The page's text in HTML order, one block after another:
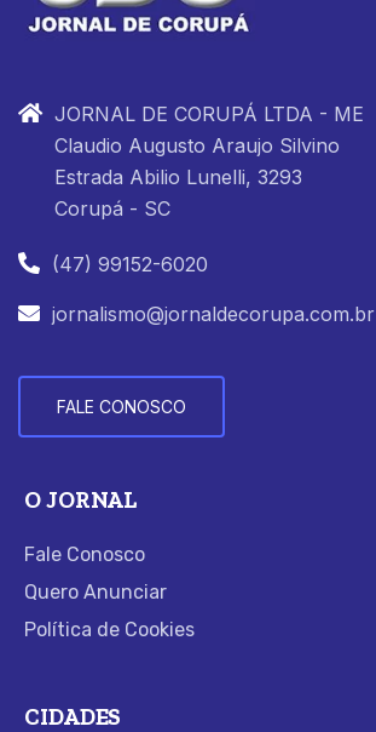
JORNAL DE CORUPÁ LTDA - ME
Claudio Augusto Araujo Silvino
Estrada Abilio Lunelli, 3293
Corupá - SC
(47) 99152-6020
jornalismo@jornaldecorupa.com.br
FALE CONOSCO
O JORNAL
Fale Conosco
Quero Anunciar
Política de Cookies
CIDADES